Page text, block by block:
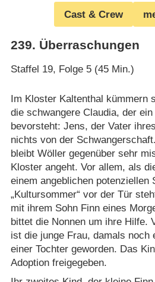
Cast & Crew
239. Überraschungen
Staffel 19, Folge 5 (45 Min.)
Im Kloster Kaltenthal kümmern
die schwangere Claudia, der
bevorsteht: Jens, der Vater
nichts von der
bleibt Wöller gegenüber sehr
Kloster angeht. Vor allem, als
einem angeblichen potenziellen
„Kultursommer“ vor der Tür
mit ihrem Sohn Finn eines
bittet die Nonnen um ihre Hilfe.
ist die junge Frau, damals noch
einer Tochter geworden. Das
Adoption freigegeben.